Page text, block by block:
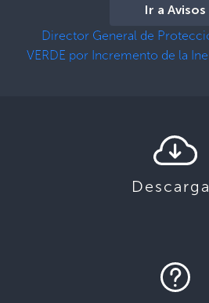
Ir a Avisos
Director General de
VERDE por Incremento de la